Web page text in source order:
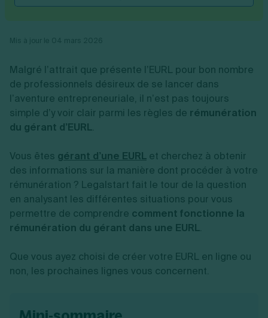
Transport
Autres
Ressources
Simulateur de choix de forme juridique
Calcul de charges sociales
Calcul d'éligibilité à l'ACRE
Vérification de la disponibilité du nom d'entreprise
Générateur de mentions légales
Création d'entreprise
Cession d'actions
Gestion comptable
Approbation des comptes
Dépôt de marque
Recherche d'antériorité
Confidentialité de l'adresse du dirigeant
Fermer son entreprise
Radiation auto entrepreneur
Mise en sommeil
Dissolution-liquidation
Dépôt de bilan
Micro entreprise
Conseil/finance
Vente en ligne
Services aux entreprises
Construction/travaux
Restauration
Commerce
Autres
Par fonctionnalité
Logiciel de facturation
Logiciel de comptabilité
Gestion des achats
Gestion de la trésorerie
Par besoin
Fiches SASU
Fiches auto-entrepreneur
Fiches association
Toutes les fiches sur la création
Autres démarches
Fermeture d’entreprise
Exercice d’un métier
Recouvrement de factures
Gérer ses salariés
Sélection de fiches pratiques
Ouvrir sa société
Création de micro-entreprise
Devenir auto entrepreneur
Création d'EURL
Malgré l’attrait que présente l’EURL pour bon nombre
de professionnels désireux de se lancer dans
l’aventure entrepreneuriale, il n’est pas toujours
simple d’y voir clair parmi les règles de rémunération
du gérant d’EURL.
Vous êtes gérant d’une EURL et cherchez à obtenir
des informations sur la manière dont procéder à votre
rémunération ? Legalstart fait le tour de la question
en analysant les différentes situations pour vous
permettre de comprendre comment fonctionne la
rémunération du gérant dans une EURL.
Que vous ayez choisi de créer votre EURL en ligne ou
non, les prochaines lignes vous concernent.